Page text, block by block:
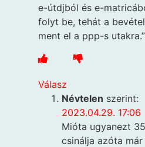
e-útdjból és e-
folyt be, tehát a
ment el a ppp-s utakra.”
Válasz
Névtelen szerint:
2023.04.29. 17:06
Mióta ugyanezt
csinálja azóta